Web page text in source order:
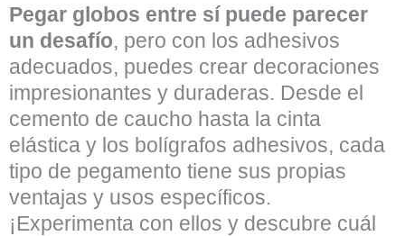
Pegar globos entre sí puede parecer
un desafío, pero con los adhesivos
adecuados, puedes crear decoraciones
impresionantes y duraderas. Desde el
cemento de caucho hasta la cinta
elástica y los bolígrafos adhesivos, cada
tipo de pegamento tiene sus propias
ventajas y usos específicos.
¡Experimenta con ellos y descubre cuál